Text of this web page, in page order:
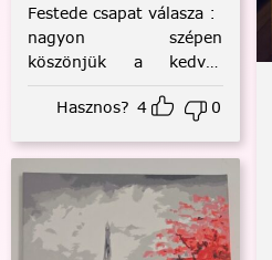
Festede csapat válasza :
nagyon szépen
köszönjük a kedves
visszajelzést! :)
Hasznos? 4 0